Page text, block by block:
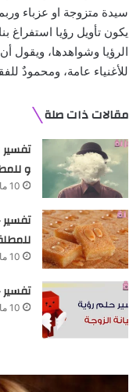
سيدة متزوجة او عزباء
يكون تأويل رؤيا استفراغ
الرؤيا وشواهدها، ويقول
للأغنياء عامة، ومحمودٌ
مقالات ذات صلة
و
10 مايو، 2025
10 مايو، 2025
تفسير
10 مايو، 2025